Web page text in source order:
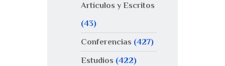
Artículos y Escritos
(43)
Conferencias (427)
Estudios (422)